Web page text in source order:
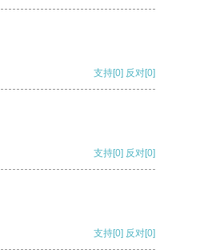
支持[0] 反对[0]
支持[0] 反对[0]
支持[0] 反对[0]